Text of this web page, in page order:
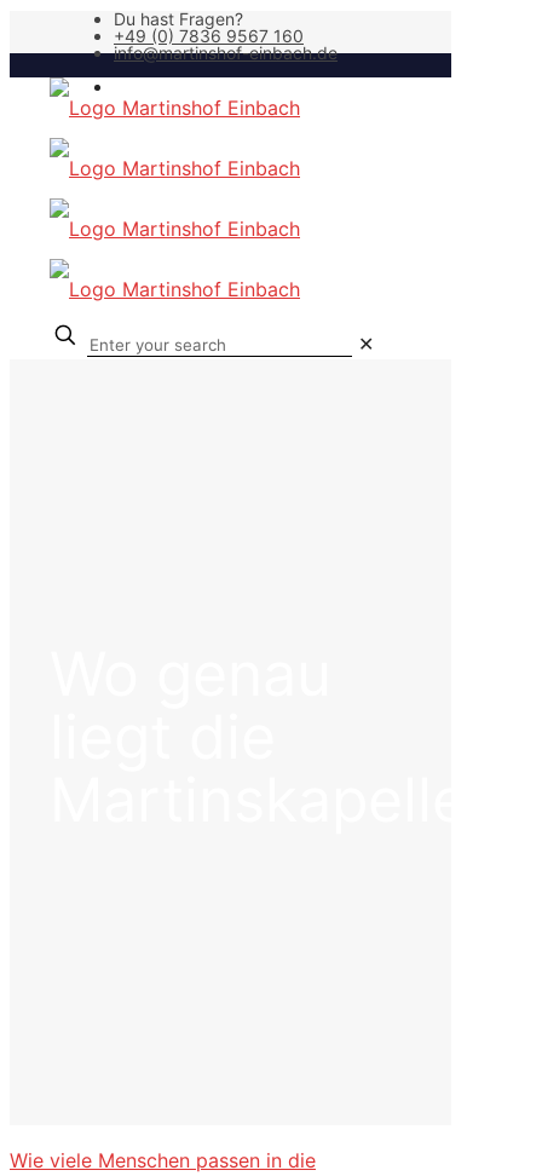
Du hast Fragen?
+49 (0) 7836 9567 160
info@martinshof-einbach.de
✕
Wie viele Menschen passen in die